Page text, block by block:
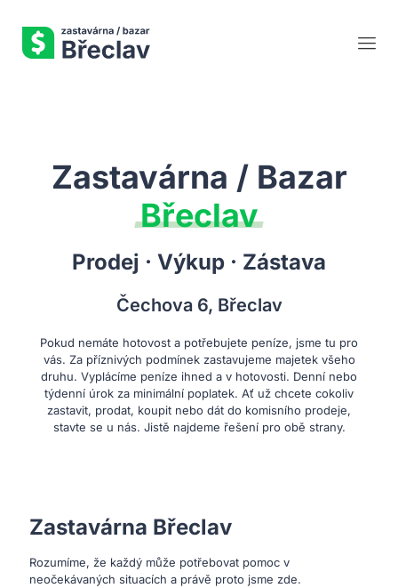
Zastavárna / Bazar
Břeclav
Prodej · Výkup · Zástava
Čechova 6, Břeclav
Pokud nemáte hotovost a potřebujete peníze, jsme tu pro
vás. Za příznivých podmínek zastavujeme majetek všeho
druhu. Vyplácíme peníze ihned a v hotovosti. Denní nebo
týdenní úrok za minimální poplatek. Ať už chcete cokoliv
zastavit, prodat, koupit nebo dát do komisního prodeje,
stavte se u nás. Jistě najdeme řešení pro obě strany.
Zastavárna Břeclav
Rozumíme, že každý může potřebovat pomoc v
neočekávaných situacích a právě proto jsme zde.